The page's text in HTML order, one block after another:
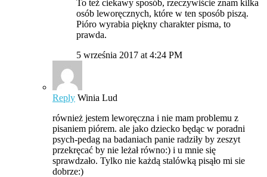
To też ciekawy sposób, rzeczywiście znam kilka
osób leworęcznych, które w ten sposób piszą.
Pióro wyrabia piękny charakter pisma, to
prawda.
5 września 2017 at 4:24 PM
Reply Winia Lud
również jestem leworęczna i nie mam problemu z
pisaniem piórem. ale jako dziecko będąc w poradni
psych-pedag na badaniach panie radziły by zeszyt
przekręcać by nie leżał równo:) i u mnie się
sprawdzało. Tylko nie każdą stalówką pisąło mi sie
dobrze:)